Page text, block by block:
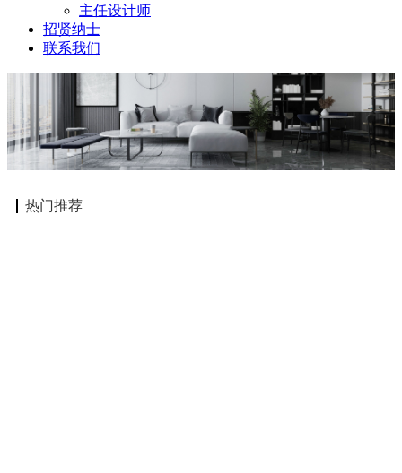
主任设计师
招贤纳士
联系我们
热门推荐